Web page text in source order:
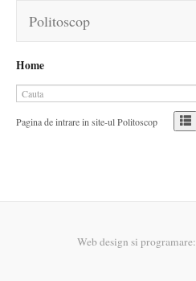
Politoscop
Home
Pagina de intrare in site-ul Politoscop
Web design si programare: